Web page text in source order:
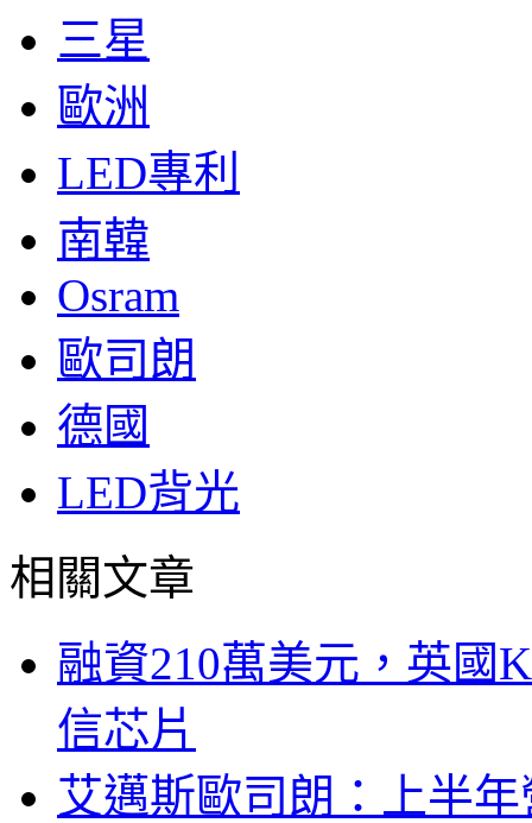
三星
歐洲
LED專利
南韓
Osram
歐司朗
德國
LED背光
相關文章
融資210萬美元，英國
信芯片
艾邁斯歐司朗：上半